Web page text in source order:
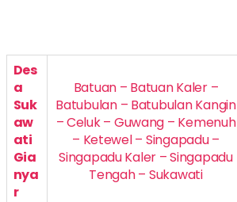
Des
a
Suk
aw
ati
Gia
nya
r
Batuan – Batuan Kaler –
Batubulan – Batubulan Kangin
– Celuk – Guwang – Kemenuh
– Ketewel – Singapadu –
Singapadu Kaler – Singapadu
Tengah – Sukawati